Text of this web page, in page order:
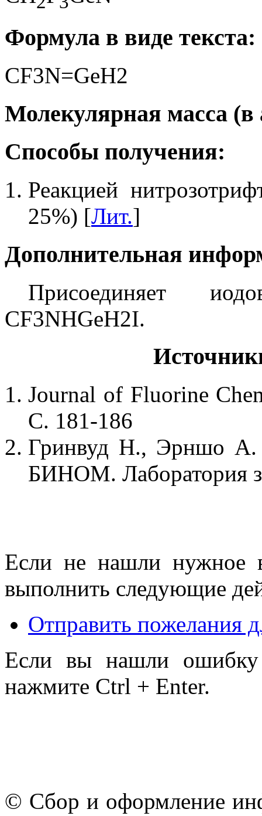
Формула в виде текста:
CF3N=GeH2
Молекулярная масса (в
Способы получения:
Реакцией
25%) [Лит.]
Дополнительная
Присоединяет
CF3NHGeH2I.
Journal of Fluorine
С. 181-186
Гринвуд Н., Эрншо
БИНОМ. Лаборатория
Если не нашли нужное
выполнить следующие
Отправить пожелания
Если вы нашли ошибку
нажмите Ctrl + Enter.
© Сбор и оформление